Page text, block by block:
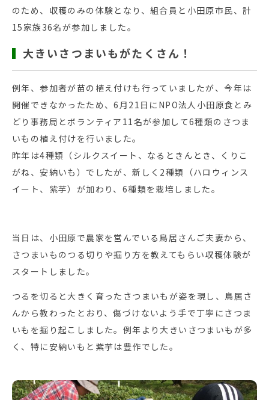
のため、収穫のみの体験となり、組合員と小田原市民、計
15家族36名が参加しました。
大きいさつまいもがたくさん！
例年、参加者が苗の植え付けも行っていましたが、今年は
開催できなかったため、6月21日にNPO法人小田原食とみ
どり事務局とボランティア11名が参加して6種類のさつま
いもの植え付けを行いました。
昨年は4種類（シルクスイート、なるときんとき、くりこ
がね、安納いも）でしたが、新しく2種類（ハロウィンス
イート、紫芋）が加わり、6種類を栽培しました。
当日は、小田原で農家を営んでいる鳥居さんご夫妻から、
さつまいものつる切りや掘り方を教えてもらい収穫体験が
スタートしました。
つるを切ると大きく育ったさつまいもが姿を現し、鳥居さ
んから教わったとおり、傷づけないよう手で丁寧にさつま
いもを掘り起こしました。例年より大きいさつまいもが多
く、特に安納いもと紫芋は豊作でした。